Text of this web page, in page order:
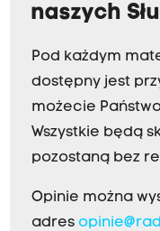
naszych
Pod każdym
dostępny jest
możecie
Wszystkie będą
pozostaną bez
Opinie można
adres